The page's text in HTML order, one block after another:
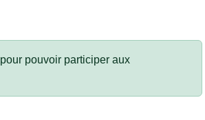
pour pouvoir participer aux